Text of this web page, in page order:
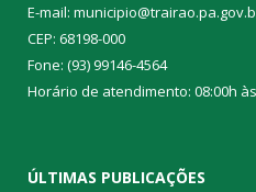
E-mail:
CEP: 68198-000
Fone: (93) 99146-4564
Horário de atendimento: 08:00h
ÚLTIMAS PUBLICAÇÕES